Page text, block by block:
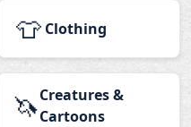
👕 Clothing
🦄Creatures &
Cartoons